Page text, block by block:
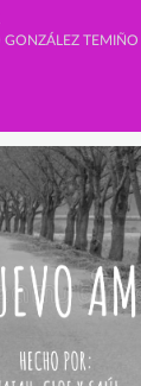
GONZÁLEZ TEMIÑO